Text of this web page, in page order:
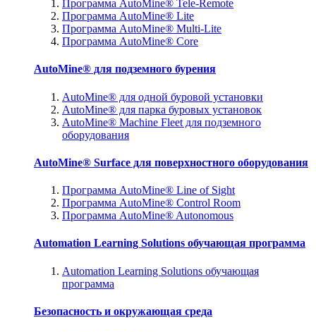
Программа AutoMine® Tele-Remote
Программа AutoMine® Lite
Программа AutoMine® Multi-Lite
Программа AutoMine® Core
AutoMine® для подземного бурения
AutoMine® для одной буровой установки
AutoMine® для парка буровых установок
AutoMine® Machine Fleet для подземного
оборудования
AutoMine® Surface для поверхностного оборудования
Программа AutoMine® Line of Sight
Программа AutoMine® Control Room
Программа AutoMine® Autonomous
Automation Learning Solutions обучающая программа
Automation Learning Solutions обучающая
программа
Безопасность и окружающая среда